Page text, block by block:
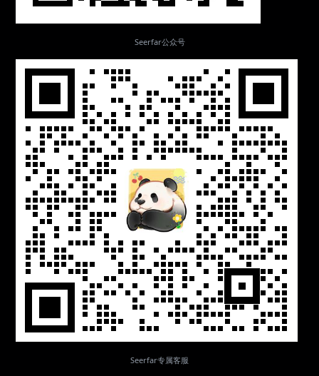
Seerfar公众号
Seerfar专属客服